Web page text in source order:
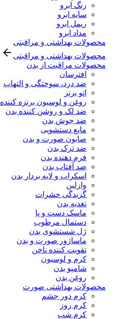
رنگ ابرو
سایه ابرو
ریمل ابرو
مداد ابرو
محصولات بهداشتی و مراقبتی
محصولات بهداشتی و مراقبتی
محصولات مراقبت از بدن
افترسان
ضد درد، سوختگی و التهاب
اتو برنز
روغن و لوسیون برنزه کننده
ضد لک و روشن کننده بدن
ضد جوش بدن
مایع دستشویی
صابون صورت و بدن
ضد ترک بدن
فرم دهنده بدن
ضد آفتاب بدن
اسکراب و لایه بردار بدن
وازلین
گزیدگی حشرات
تغذیه بدن
ماسک دست و پا
دستمال مرطوب
ژل شستشوی بدن
ماساژور صورت و بدن
تقویت کننده ناخن
کرم و لوسیون
شامپو بدن
روغن بدن
محصولات بهداشتی صورت
کرم دور چشم
کرم روز
کرم شب